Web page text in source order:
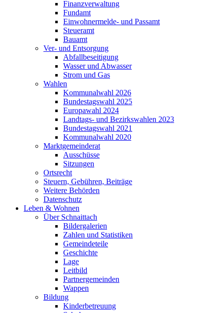
Finanzverwaltung
Fundamt
Einwohnermelde- und Passamt
Steueramt
Bauamt
Ver- und Entsorgung
Abfallbeseitigung
Wasser und Abwasser
Strom und Gas
Wahlen
Kommunalwahl 2026
Bundestagswahl 2025
Europawahl 2024
Landtags- und Bezirkswahlen 2023
Bundestagswahl 2021
Kommunalwahl 2020
Marktgemeinderat
Ausschüsse
Sitzungen
Ortsrecht
Steuern, Gebühren, Beiträge
Weitere Behörden
Datenschutz
Leben & Wohnen
Über Schnaittach
Bildergalerien
Zahlen und Statistiken
Gemeindeteile
Geschichte
Lage
Leitbild
Partnergemeinden
Wappen
Bildung
Kinderbetreuung